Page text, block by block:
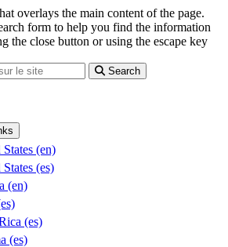
overlays the main content of the page.
form to help you find the information
the close button or using the escape key
Search
(en)
(es)
(en)
(es)
(es)